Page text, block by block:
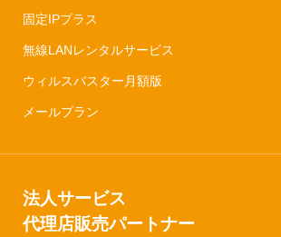
固定IPプラス
無線LANレンタルサービス
ウィルスバスター月額版
メールプラン
法人サービス
代理店販売パートナー